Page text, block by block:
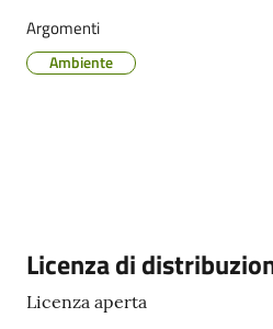
Cento
Tutti
argomenti...
Argomenti
Ambiente
Descrizione
Licenza di
Licenza aperta